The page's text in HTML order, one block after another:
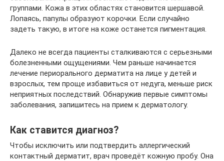
группами. Кожа в этих областях становится шершавой.
Лопаясь, папулы образуют корочки. Если случайно
задеть такую, в итоге на коже останется пигментация.
Далеко не всегда пациенты сталкиваются с серьезными
болезненными ощущениями. Чем раньше начинается
лечение периорального дерматита на лице у детей и
взрослых, тем проще избавиться от недуга, меньше риск
неприятных последствий. Обнаружив первые симптомы
заболевания, запишитесь на прием к дерматологу.
Как ставится диагноз?
Чтобы исключить или подтвердить аллергический
контактный дерматит, врач проведёт кожную пробу. Она